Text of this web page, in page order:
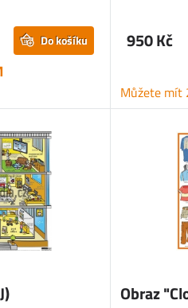
Do košíku 950 Kč
Můžete mít
Obraz